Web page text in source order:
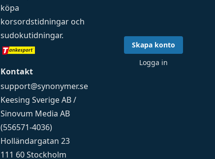
köpa
korsordstidningar och
sudokutidningar.
Kontakt
support@synonymer.se
Keesing Sverige AB /
Sinovum Media AB
(556571-4036)
Holländargatan 23
111 60 Stockholm
Skapa konto
Logga in